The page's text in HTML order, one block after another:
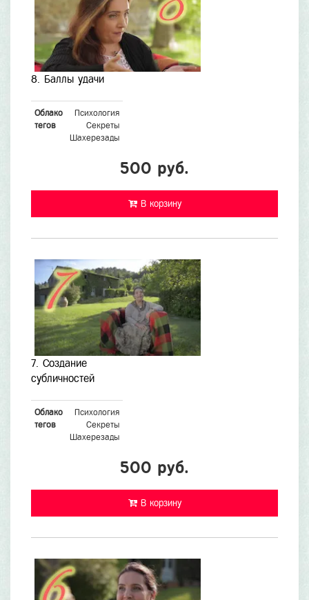
8. Баллы удачи
Облако
тегов
Психология
Секреты
Шахерезады
500 руб.
В корзину
7. Создание
субличностей
Облако
тегов
Психология
Секреты
Шахерезады
500 руб.
В корзину